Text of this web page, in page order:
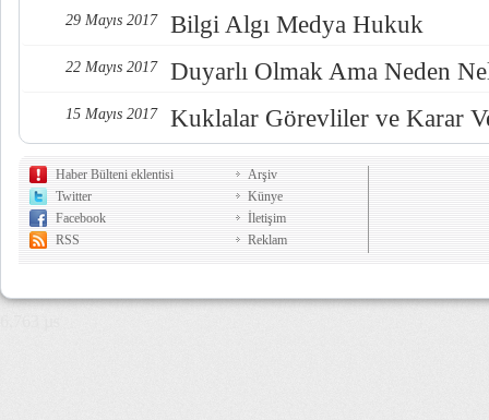
29 Mayıs 2017 Bilgi Algı Medya Hukuk
22 Mayıs 2017 Duyarlı Olmak Ama Neden
15 Mayıs 2017 Kuklalar Görevliler ve Karar
Haber Bülteni eklentisi
Twitter
Facebook
RSS
Arşiv
Künye
İletişim
Reklam